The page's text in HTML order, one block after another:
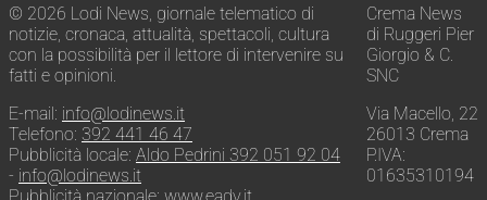
© 2026 Lodi News, giornale telematico di
notizie, cronaca, attualità, spettacoli, cultura
con la possibilità per il lettore di intervenire su
fatti e opinioni.
E-mail: info@lodinews.it
Telefono: 392 441 46 47
Pubblicità locale: Aldo Pedrini 392 051 92 04
- info@lodinews.it
Pubblicità nazionale: www.eadv.it
Crema News
di Ruggeri Pier
Giorgio & C.
SNC
Via Macello, 22
26013 Crema
P.IVA:
01635310194